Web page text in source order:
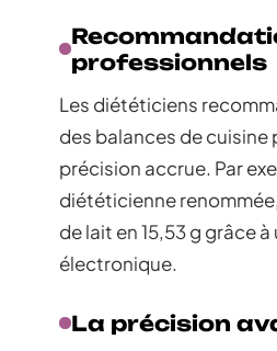
professionnels
Les diététiciens
des balances de cuisine
précision accrue. Par
diététicienne
de lait en 15,53 g grâce
électronique.
La précision